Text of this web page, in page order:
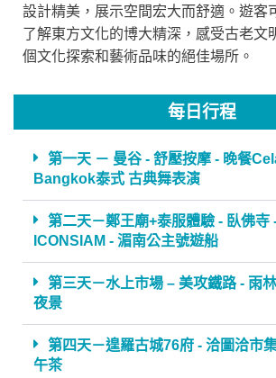
設計精美，展示空間宏大而舒適。遊客
了解東方文化的博大精深，感受古老文
個文化探索和藝術品味的絕佳場所。
每日行程
第一天 － 曼谷 - 舒壓按摩 - 晚餐
Bangkok泰式 古典舞表演
第二天－鄭王廟+泰服體驗 - 臥佛寺
ICONSIAM - 湄南公主號遊船
第三天－水上市場 – 美攻鐵路 - 雨
夜景
第四天－遑羅古城76府 - 洽圖洽市
午茶